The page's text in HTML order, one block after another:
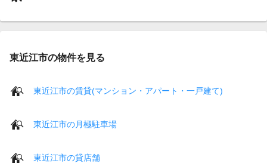
東近江市の物件を見る
東近江市の賃貸(マンション・アパート・一戸建て)
東近江市の月極駐車場
東近江市の貸店舗